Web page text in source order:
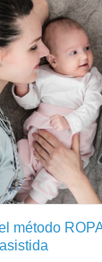
método